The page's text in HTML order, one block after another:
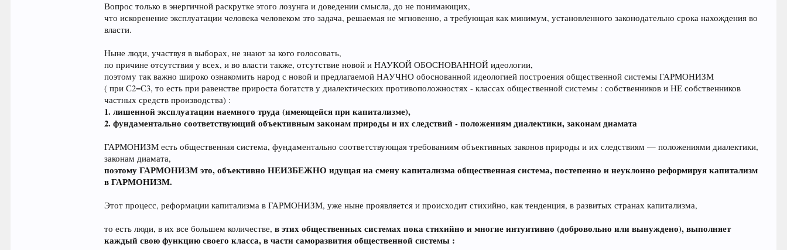
Вопрос только в энергичной раскрутке этого лозунга и доведении смысла, до не понимающих,
что искоренение эксплуатации человека человеком это задача, решаемая не мгновенно, а требующая как минимум, установленного законодательно срока нахождения во
власти.
Ныне люди, участвуя в выборах, не знают за кого голосовать,
по причине отсутствия у всех, и во власти также, отсутствие новой и НАУКОЙ ОБОСНОВАННОЙ идеологии,
поэтому так важно широко ознакомить народ с новой и предлагаемой НАУЧНО обоснованной идеологией построения общественной системы ГАРМОНИЗМ
( при С2=С3, то есть при равенстве прироста богатств у диалектических противоположностях - классах общественной системы : собственников и НЕ собственников
частных средств производства) :
1. лишенной эксплуатации наемного труда (имеющейся при капитализме),
2. фундаментально соответствующий объективным законам природы и их следствий - положениям диалектики, законам диамата
ГАРМОНИЗМ есть общественная система, фундаментально соответствующая требованиям объективных законов природы и их следствиям — положениями диалектики,
законам диамата,
поэтому ГАРМОНИЗМ это, объективно НЕИЗБЕЖНО идущая на смену капитализма общественная система, постепенно и неуклонно реформируя капитализм
в ГАРМОНИЗМ.
Этот процесс, реформации капитализма в ГАРМОНИЗМ, уже ныне проявляется и происходит стихийно, как тенденция, в развитых странах капитализма,
то есть люди, в их все большем количестве, в этих общественных системах пока стихийно и многие интуитивно (добровольно или вынуждено), выполняет
каждый свою функцию своего класса, в части саморазвития общественной системы :